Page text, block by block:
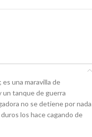
es una maravilla de
tanque de guerra
no se detiene por nada
los hace cagando de